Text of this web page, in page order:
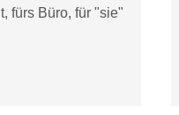
fürs Büro, für "sie"